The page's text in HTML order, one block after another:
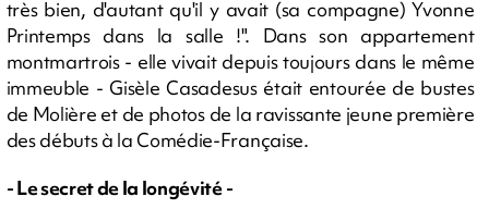
très bien, d'autant qu'il y avait (sa compagne) Yvonne
Printemps dans la salle !". Dans son appartement
montmartrois - elle vivait depuis toujours dans le même
immeuble - Gisèle Casadesus était entourée de bustes
de Molière et de photos de la ravissante jeune première
des débuts à la Comédie-Française.
- Le secret de la longévité -